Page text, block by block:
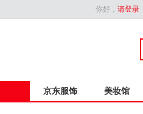
你好， 请登录
京东服饰 美妆馆